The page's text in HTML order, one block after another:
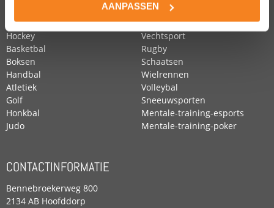
AANPASSEN
Paardensport
Hockey
Basketbal
Boksen
Handbal
Atletiek
Golf
Honkbal
Judo
Tennis
Turnen
Vechtsport
Rugby
Schaatsen
Wielrennen
Volleybal
Sneeuwsporten
Mentale-training-esports
Mentale-training-poker
CONTACTINFORMATIE
Bennebroekerweg 800
2134 AB Hoofddorp